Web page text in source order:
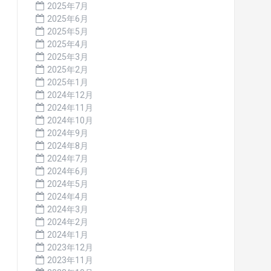
2025年7月
2025年6月
2025年5月
2025年4月
2025年3月
2025年2月
2025年1月
2024年12月
2024年11月
2024年10月
2024年9月
2024年8月
2024年7月
2024年6月
2024年5月
2024年4月
2024年3月
2024年2月
2024年1月
2023年12月
2023年11月